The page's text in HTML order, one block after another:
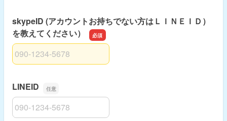
skypeID (アカウントお持ちでない方はＬＩＮＥＩＤ）
を教えてください）
skypeID (アカウントお持ちでない方はＬＩＮＥＩＤ）を
LINEID
LINEID